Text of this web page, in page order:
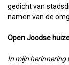
gedicht van
namen van de
Open Joodse
In mijn herinnering